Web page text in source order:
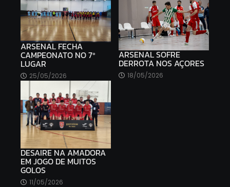
ARSENAL FECHA
CAMPEONATO NO 7º
LUGAR
25/05/2026
ARSENAL SOFRE
DERROTA NOS AÇORES
18/05/2026
DESAIRE NA AMADORA
EM JOGO DE MUITOS
GOLOS
11/05/2026